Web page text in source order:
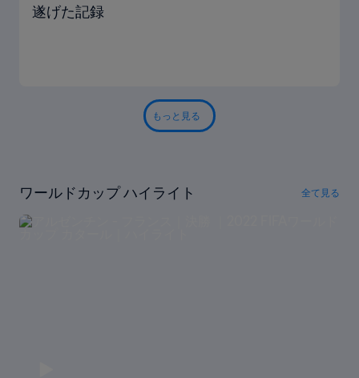
遂げた記録
もっと見る
ワールドカップ ハイライト 全て見る